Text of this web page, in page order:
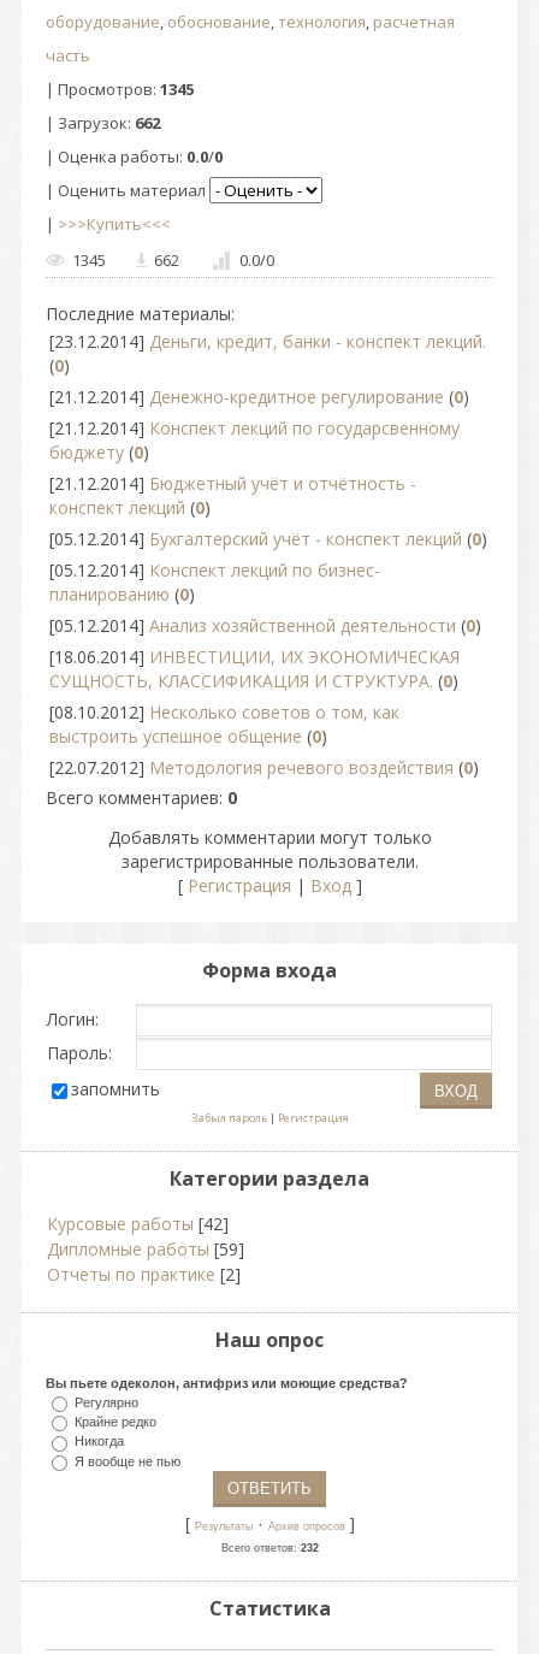
оборудование, обоснование,технология, расчетная
часть
| Просмотров: 1345
| Загрузок: 662
| Оценка работы: 0.0/0
| Оценить материал
| >>>Купить<<<
1345
662 0.0/0
Последние материалы:
[23.12.2014] Деньги, кредит, банки - конспект лекций.
(0)
[21.12.2014] Денежно-кредитное регулирование (0)
[21.12.2014] Конспект лекций по государсвенному
бюджету (0)
[21.12.2014] Бюджетный учёт и отчётность -
конспект лекций (0)
[05.12.2014] Бухгалтерский учёт - конспект лекций (0)
[05.12.2014] Конспект лекций по бизнес-
планированию (0)
[05.12.2014] Анализ хозяйственной деятельности (0)
[18.06.2014] ИНВЕСТИЦИИ, ИХ ЭКОНОМИЧЕСКАЯ
СУЩНОСТЬ, КЛАССИФИКАЦИЯ И СТРУКТУРА. (0)
[08.10.2012] Несколько советов о том, как
выстроить успешное общение (0)
[22.07.2012] Методология речевого воздействия (0)
Всего комментариев: 0
Добавлять комментарии могут только
зарегистрированные пользователи.
[ Регистрация | Вход]
Форма входа
Логин:
Пароль:
запомнить
Забыл пароль| Регистрация
Категории раздела
Курсовые работы [42]
Дипломные работы [59]
Отчеты по практике [2]
Наш опрос
Вы пьете одеколон, антифриз или моющие средства?
Регулярно
Крайне редко
Никогда
Я вообще не пью
[ Результаты· Архив опросов]
Всего ответов: 232
Статистика